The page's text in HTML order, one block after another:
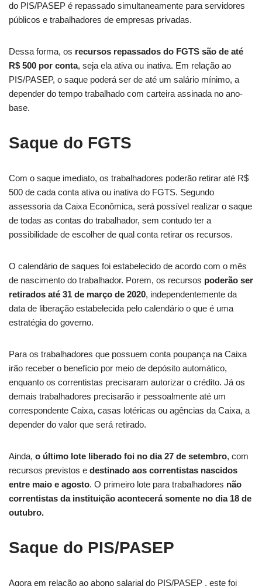
do PIS/PASEP é repassado simultaneamente para servidores
públicos e trabalhadores de empresas privadas.
Dessa forma, os recursos repassados do FGTS são de até
R$ 500 por conta, seja ela ativa ou inativa. Em relação ao
PIS/PASEP, o saque poderá ser de até um salário mínimo, a
depender do tempo trabalhado com carteira assinada no ano-
base.
Saque do FGTS
Com o saque imediato, os trabalhadores poderão retirar até R$
500 de cada conta ativa ou inativa do FGTS. Segundo
assessoria da Caixa Econômica, será possível realizar o saque
de todas as contas do trabalhador, sem contudo ter a
possibilidade de escolher de qual conta retirar os recursos.
O calendário de saques foi estabelecido de acordo com o mês
de nascimento do trabalhador. Porem, os recursos poderão ser
retirados até 31 de março de 2020, independentemente da
data de liberação estabelecida pelo calendário o que é uma
estratégia do governo.
Para os trabalhadores que possuem conta poupança na Caixa
irão receber o benefício por meio de depósito automático,
enquanto os correntistas precisaram autorizar o crédito. Já os
demais trabalhadores precisarão ir pessoalmente até um
correspondente Caixa, casas lotéricas ou agências da Caixa, a
depender do valor que será retirado.
Ainda, o último lote liberado foi no dia 27 de setembro, com
recursos previstos e destinado aos correntistas nascidos
entre maio e agosto. O primeiro lote para trabalhadores não
correntistas da instituição acontecerá somente no dia 18 de
outubro.
Saque do PIS/PASEP
Agora em relação ao abono salarial do PIS/PASEP , este foi